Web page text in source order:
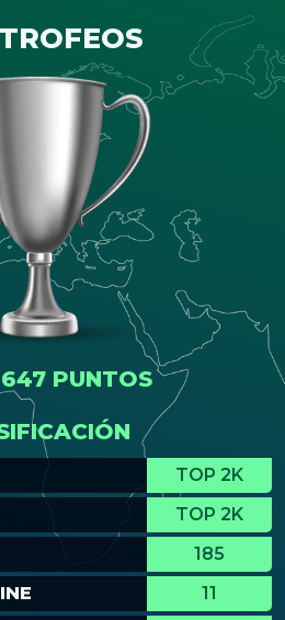
PUNTOS
TOP 2K
TOP 2K
185
11